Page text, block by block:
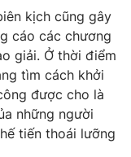
kịch cũng gây
cáo các chương
giải. Ở thời điểm
tìm cách khởi
được cho là
những người
tiến thoái lưỡng